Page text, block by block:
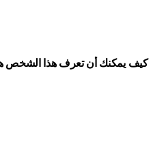
كيف يمكنك أن تعرف هذا الشخص